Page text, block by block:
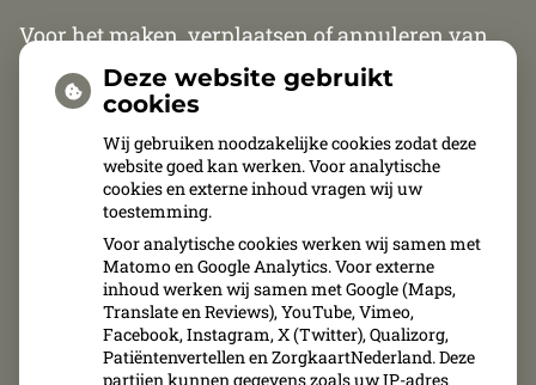
Voor het maken, verplaatsen of annuleren van
een afspraak zijn wij van maandag t/m
donderdag telefonisch bereikbaar van 8.30 uur
tot 12.00 uur en van 13.30 tot 15.30 uur. Op vrijdag
zijn wij van 8.30 uur tot 11.00 uur telefonisch
bereikbaar.
Afspraken kunnen uitsluitend telefonisch
gemaakt, verplaatst of geannuleerd worden.
Deze website gebruikt
cookies
Wij gebruiken noodzakelijke cookies zodat deze
website goed kan werken. Voor analytische
cookies en externe inhoud vragen wij uw
toestemming.
Voor analytische cookies werken wij samen met
Matomo en Google Analytics. Voor externe
inhoud werken wij samen met Google (Maps,
Translate en Reviews), YouTube, Vimeo,
Facebook, Instagram, X (Twitter), Qualizorg,
Patiëntenvertellen en ZorgkaartNederland. Deze
partijen kunnen gegevens zoals uw IP-adres